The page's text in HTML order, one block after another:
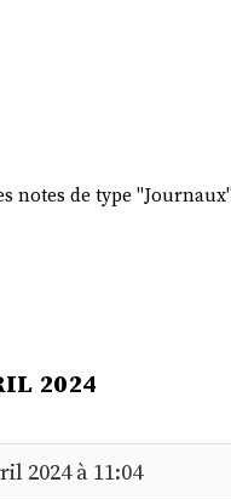
notes de type
2024
2024 à 11:04